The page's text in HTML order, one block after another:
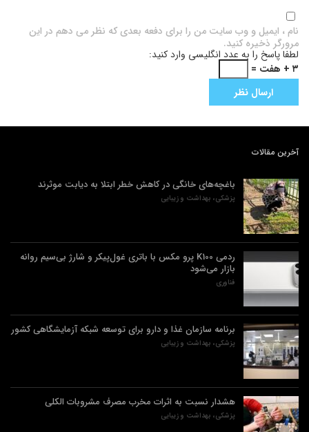
نام ، ایمیل و وب سایت من را برای دفعه بعدی که نظر می دهم در این
مرورگر ذخیره کنید.
لطفا پاسخ را به عدد انگلیسی وارد کنید:
۳ + هفت =
آخرین مقالات
باغچه‌های خانگی در کاهش خطر ابتلا به دیابت موثرند
پزشکی، بهداشت و زیبایی
ردمی K100 پرو مکس با باتری غول‌پیکر و شارژ بی‌سیم روانه
بازار می‌شود
فناوری
برنامه سازمان غذا و دارو برای توسعه شبکه آزمایشگاهی کشور
پزشکی، بهداشت و زیبایی
هشدار نسبت به اثرات مخرب مصرف مشروبات الکلی
پزشکی، بهداشت و زیبایی